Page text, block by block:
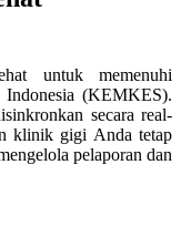
untuk memenuhi
Indonesia (KEMKES).
secara real-
klinik gigi Anda tetap
pelaporan dan